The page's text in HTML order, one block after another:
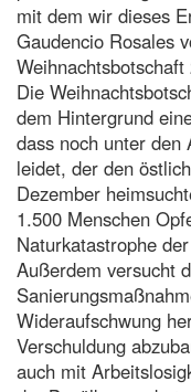
mit dem wir dieses
Gaudencio Rosales
Die
dem Hintergrund
dass noch unter den
leidet, der den
Dezember
1.500 Menschen
Naturkatastrophe
Außerdem versucht
Wideraufschwung
Verschuldung
auch mit